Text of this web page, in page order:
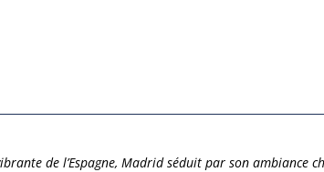
de l’Espagne, Madrid séduit par son ambiance